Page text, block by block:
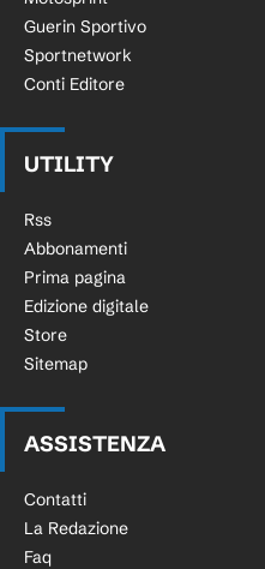
Guerin Sportivo
Sportnetwork
Conti Editore
UTILITY
Rss
Abbonamenti
Prima pagina
Edizione digitale
Store
Sitemap
ASSISTENZA
Contatti
La Redazione
Faq